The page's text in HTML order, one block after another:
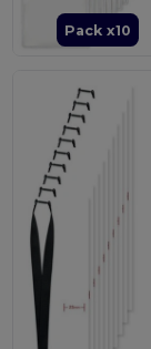
Pack x10